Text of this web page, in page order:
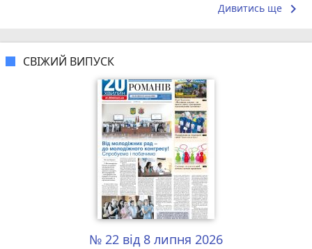
Дивитись ще keyboard_arrow_right
СВІЖИЙ ВИПУСК
№ 22 від 8 липня 2026